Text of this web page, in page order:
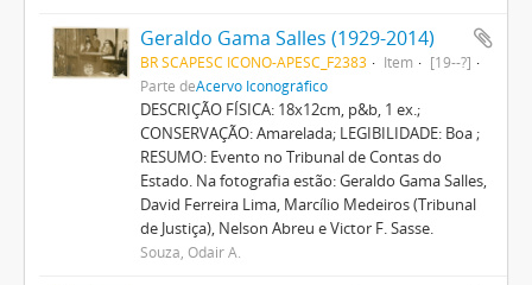
Geraldo Gama Salles (1929-2014)
BR SCAPESC ICONO-APESC_F2383 Item
[19--?]
Parte deAcervo Iconográfico
DESCRIÇÃO FÍSICA: 18x12cm, p&b, 1 ex.;
CONSERVAÇÃO: Amarelada; LEGIBILIDADE: Boa ;
RESUMO: Evento no Tribunal de Contas do
Estado. Na fotografia estão: Geraldo Gama Salles,
David Ferreira Lima, Marcílio Medeiros (Tribunal
de Justiça), Nelson Abreu e Victor F. Sasse.
Souza, Odair A.